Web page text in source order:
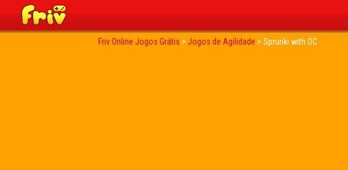
Friv Online Jogos Grátis > Jogos de Agilidade > Sprunki with OC